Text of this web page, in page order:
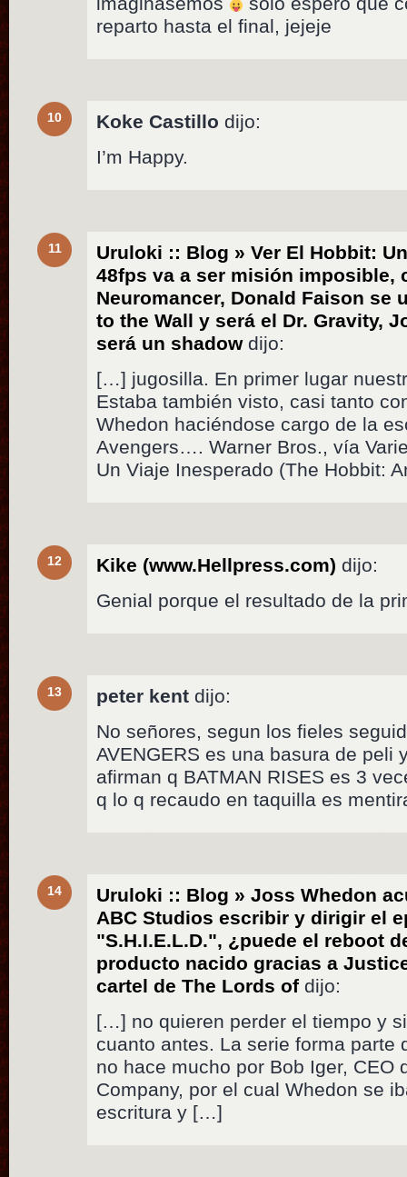
reparto hasta el final, jejeje
10 Koke Castillo dijo:
I’m Happy.
11
Uruloki :: Blog » Ver El Hobbit:
48fps va a ser misión imposible,
Neuromancer, Donald Faison se
to the Wall y será el Dr. Gravity,
será un shadowdijo:
[…] jugosilla. En primer lugar
Estaba también visto, casi tanto
Whedon haciéndose cargo de la
Avengers…. Warner Bros., vía
Un Viaje Inesperado (The Hobbit:
12 Kike (www.Hellpress.com) dijo:
Genial porque el resultado de la
13 peter kent dijo:
No señores, segun los fieles
AVENGERS es una basura de peli
afirman q BATMAN RISES es 3
q lo q recaudo en taquilla es
14
Uruloki :: Blog » Joss Whedon
ABC Studios escribir y dirigir el
"S.H.I.E.L.D.", ¿puede el reboot
producto nacido gracias a
cartel de The Lords ofdijo:
[…] no quieren perder el tiempo y
cuanto antes. La serie forma parte
no hace mucho por Bob Iger, CEO
Company, por el cual Whedon se
escritura y […]